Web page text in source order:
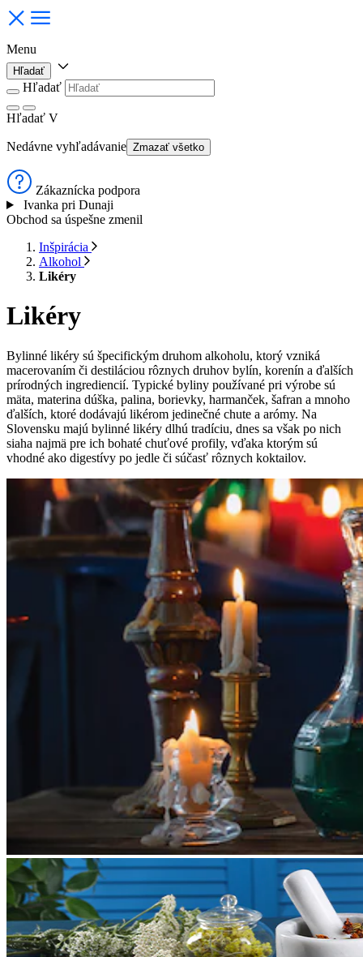
Menu
Hľadať
Hľadať
Hľadať V
Nedávne vyhľadávanie Zmazať všetko
Zákaznícka podpora
Ivanka pri Dunaji
Obchod sa úspešne zmenil
Inšpirácia
Alkohol
Likéry
Likéry
Bylinné likéry sú špecifickým druhom alkoholu, ktorý vzniká
macerovaním či destiláciou rôznych druhov bylín, korenín a ďalších
prírodných ingrediencií. Typické byliny používané pri výrobe sú
mäta, materina dúška, palina, borievky, harmanček, šafran a mnoho
ďalších, ktoré dodávajú likérom jedinečné chute a arómy. Na
Slovensku majú bylinné likéry dlhú tradíciu, dnes sa však po nich
siaha najmä pre ich bohaté chuťové profily, vďaka ktorým sú
vhodné ako digestívy po jedle či súčasť rôznych koktailov.